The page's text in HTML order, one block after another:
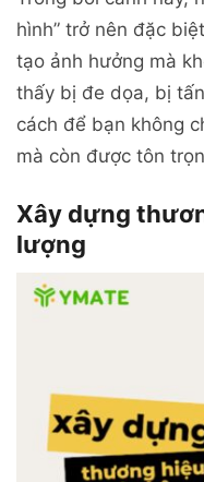
hình” trở nên đặc
tạo ảnh hưởng mà
thấy bị đe dọa, bị
cách để bạn không
mà còn được tôn
Xây dựng
lượng